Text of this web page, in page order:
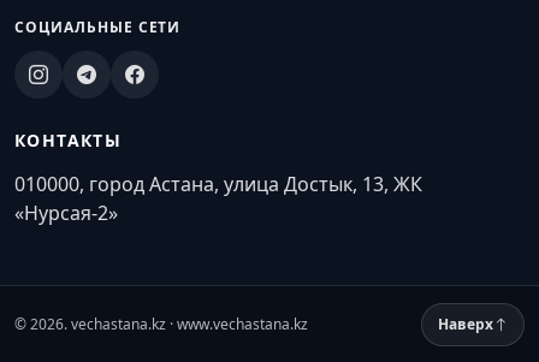
СОЦИАЛЬНЫЕ СЕТИ
КОНТАКТЫ
010000, город Астана, улица Достык, 13, ЖК
«Нурсая-2»
© 2026. vechastana.kz · www.vechastana.kz Наверх